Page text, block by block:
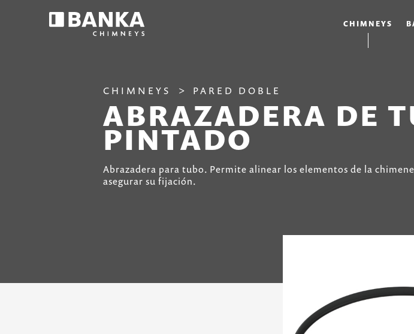
CHIMNEYS
CHIMNEYS PARED DOBLE
ABRAZADERA DE
PINTADO
Abrazadera para tubo. Permite alinear los elementos de la
asegurar su fijación.